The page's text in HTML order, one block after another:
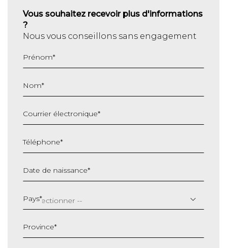
Vous souhaitez recevoir plus d'informations
?
Nous vous conseillons sans engagement
Prénom*
Nom*
Courrier électronique*
Téléphone*
Date de naissance*
slash
MM
AAAA
Pays*
Province*